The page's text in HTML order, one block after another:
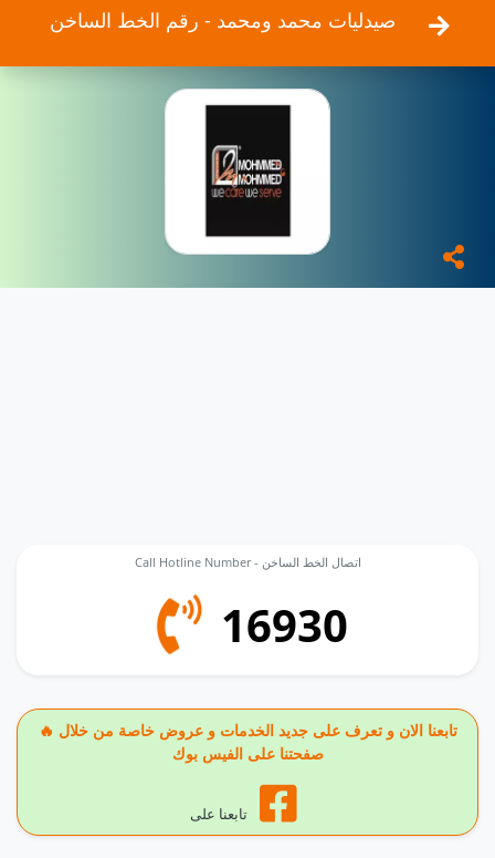
صيدليات محمد ومحمد - رقم الخط الساخن
Call Hotline Number - اتصال الخط الساخن
16930
🔥 تابعنا الان و تعرف على جديد الخدمات و عروض خاصة من خلال
صفحتنا على الفيس بوك
تابعنا على